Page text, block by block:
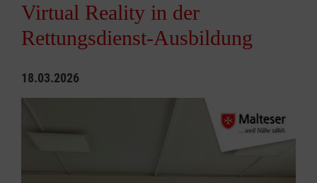
Virtual Reality in der
Rettungsdienst-Ausbildung
18.03.2026